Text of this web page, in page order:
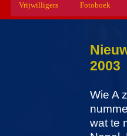
Vrijwilligers Fotoboek
2003
Wie A
wat te